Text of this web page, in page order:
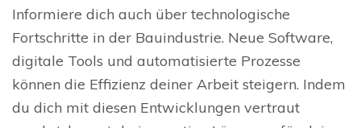
Informiere dich auch über technologische
Fortschritte in der Bauindustrie. Neue Software,
digitale Tools und automatisierte Prozesse
können die Effizienz deiner Arbeit steigern. Indem
du dich mit diesen Entwicklungen vertraut